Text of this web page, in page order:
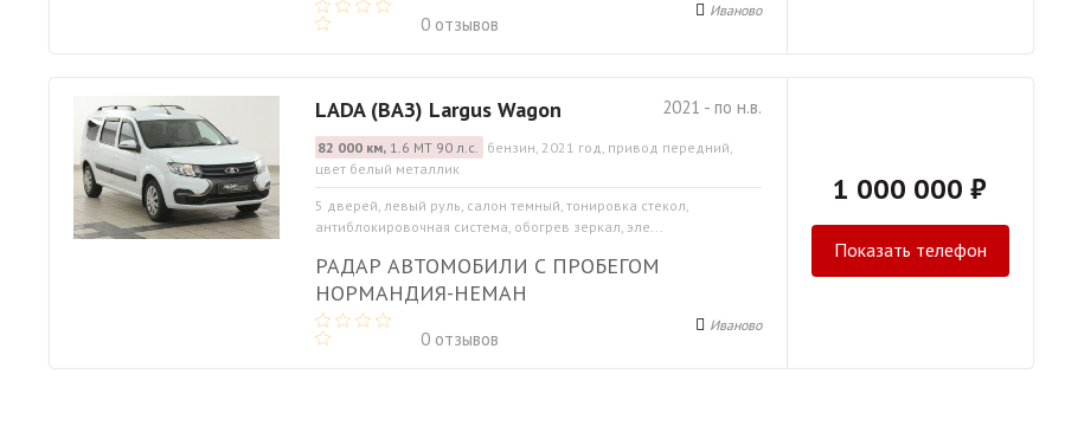
0 отзывов
Иваново
2021 - по н.в.
LADA (ВАЗ) Largus Wagon
82 000 км,1.6 МТ 90 л.с. бензин, 2021 год, привод передний,
цвет белый металлик
5 дверей, левый руль, салон темный, тонировка стекол,
антиблокировочная система, обогрев зеркал, эле...
РАДАР АВТОМОБИЛИ С ПРОБЕГОМ
НОРМАНДИЯ-НЕМАН
0 отзывов
Иваново
1 000 000 ₽
Показать телефон